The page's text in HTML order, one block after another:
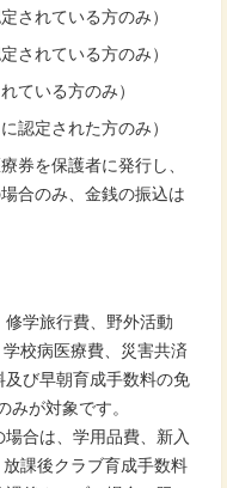
されている方のみ）
されている方のみ）
ている方のみ）
認定された方のみ）
券を保護者に発行し、
合のみ、金銭の振込は
学旅行費、野外活動
校病医療費、災害共済
び早朝育成手数料の免
みが対象です。
合は、学用品費、新入
課後クラブ育成手数料